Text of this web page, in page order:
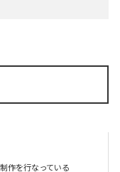
作を行なっている